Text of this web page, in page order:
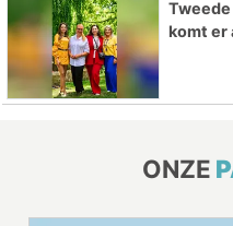
komt er
ONZE